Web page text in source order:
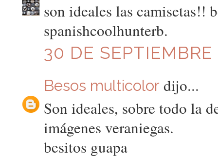
son ideales las camisetas!!
spanishcoolhunterb.
30 DE
Besos multicolor dijo...
Son ideales, sobre todo la
imágenes veraniegas.
besitos guapa